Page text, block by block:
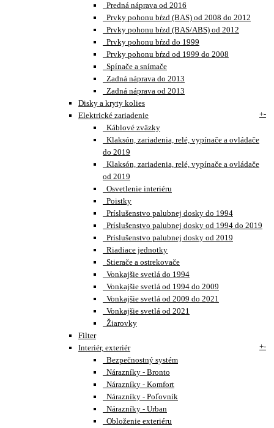
Predná náprava od 2016
Prvky pohonu bŕzd (BAS) od 2008 do 2012
Prvky pohonu bŕzd (BAS/ABS) od 2012
Prvky pohonu bŕzd do 1999
Prvky pohonu bŕzd od 1999 do 2008
Spínače a snímače
Zadná náprava do 2013
Zadná náprava od 2013
Disky a kryty kolies
Elektrické zariadenie
+-
Káblové zväzky
Klaksón, zariadenia, relé, vypínače a ovládače
do 2019
Klaksón, zariadenia, relé, vypínače a ovládače
od 2019
Osvetlenie interiéru
Poistky
Príslušenstvo palubnej dosky do 1994
Príslušenstvo palubnej dosky od 1994 do 2019
Príslušenstvo palubnej dosky od 2019
Riadiace jednotky
Stierače a ostrekovače
Vonkajšie svetlá do 1994
Vonkajšie svetlá od 1994 do 2009
Vonkajšie svetlá od 2009 do 2021
Vonkajšie svetlá od 2021
Žiarovky
Filter
Interiér, exteriér
+-
Bezpečnostný systém
Nárazníky - Bronto
Nárazníky - Komfort
Nárazníky - Poľovník
Nárazníky - Urban
Obloženie exteriéru